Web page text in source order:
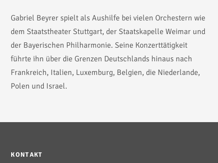
Gabriel Beyrer spielt als Aushilfe bei vielen Orchestern wie
dem Staatstheater Stuttgart, der Staatskapelle Weimar und
der Bayerischen Philharmonie. Seine Konzerttätigkeit
führte ihn über die Grenzen Deutschlands hinaus nach
Frankreich, Italien, Luxemburg, Belgien, die Niederlande,
Polen und Israel.
KONTAKT